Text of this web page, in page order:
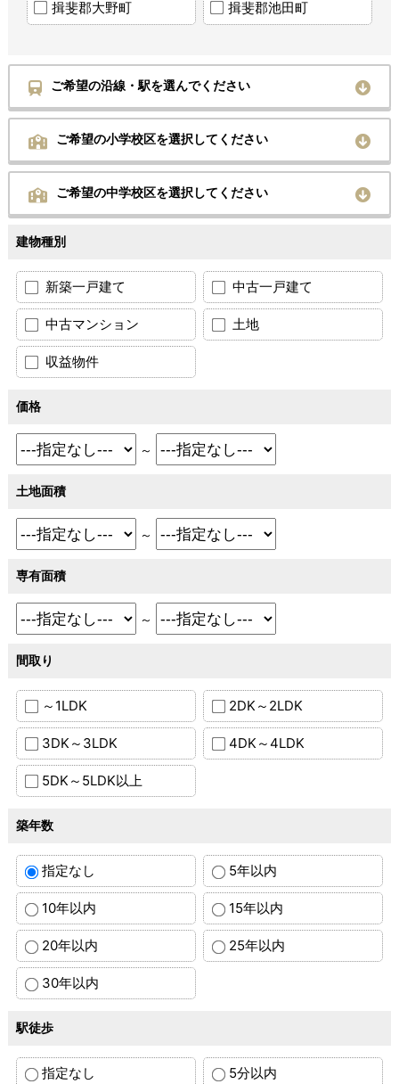
揖斐郡大野町 揖斐郡池田町
ご希望の沿線・駅を選んでください
ご希望の小学校区を選択してください
ご希望の中学校区を選択してください
建物種別
新築一戸建て 中古一戸建て
中古マンション 土地
収益物件
価格
～
土地面積
～
専有面積
～
間取り
～1LDK 2DK～2LDK
3DK～3LDK 4DK～4LDK
5DK～5LDK以上
築年数
指定なし 5年以内
10年以内 15年以内
20年以内 25年以内
30年以内
駅徒歩
指定なし 5分以内